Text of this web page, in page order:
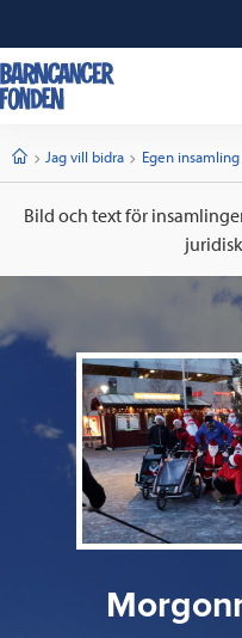
StartJag vill bidra Egen insamling
Bild och text för